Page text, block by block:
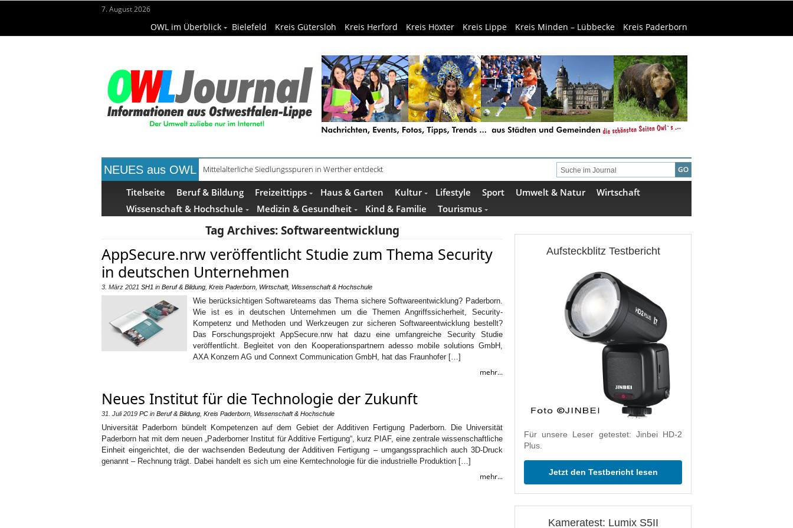
7. August 2026
OWL im Überblick Bielefeld Kreis Gütersloh Kreis Herford Kreis Höxter Kreis Lippe Kreis Minden – Lübbecke Kreis Paderborn
NEUES aus OWL
Mittelalterliche Siedlungsspuren in Werther entdeckt
Mühlenquilter auf dem Museumshof zeigen ihre Quilts
Titelseite Beruf & Bildung Freizeittipps Haus & Garten Kultur Lifestyle Sport Umwelt & Natur
Wirtschaft
Wissenschaft & Hochschule
Medizin & Gesundheit Kind & Familie Tourismus
Tag Archives:Softwareentwicklung
AppSecure.nrw veröffentlicht Studie zum Thema Security
in deutschen Unternehmen
3. März 2021 SH1 in Beruf & Bildung Kreis Paderborn Wirtschaft, Wissenschaft & Hochschule
Wie berücksichtigen Softwareteams das Thema sichere Softwareentwicklung? Paderborn.
Wie ist es in deutschen Unternehmen um die Themen Angriffssicherheit, Security-
Kompetenz und Methoden und Werkzeugen zur sicheren Softwareentwicklung bestellt?
Das Forschungsprojekt AppSecure.nrw hat dazu eine umfangreiche Security Studie
veröffentlicht. Begleitet von den Kooperationspartnern adesso mobile solutions GmbH,
AXA Konzern AG und Connext Communication GmbH, hat das Fraunhofer […]
mehr...
Neues Institut für die Technologie der Zukunft
31. Juli 2019 PC in Beruf & Bildung Kreis Paderborn Wissenschaft & Hochschule
Universität Paderborn bündelt Kompetenzen auf dem Gebiet der Additiven Fertigung Paderborn. Die Universität
Paderborn hat mit dem neuen „Paderborner Institut für Additive Fertigung“, kurz PIAF, eine zentrale wissenschaftliche
Einheit eingerichtet, die der wachsenden Bedeutung der Additiven Fertigung – umgangssprachlich auch 3D-Druck
genannt – Rechnung trägt. Dabei handelt es sich um eine Kerntechnologie für die industrielle Produktion […]
mehr...
Aufsteckblitz Testbericht
Für unsere Leser getestet: Jinbei HD-2
Plus.
Jetzt den Testbericht lesen
Kameratest: Lumix S5II